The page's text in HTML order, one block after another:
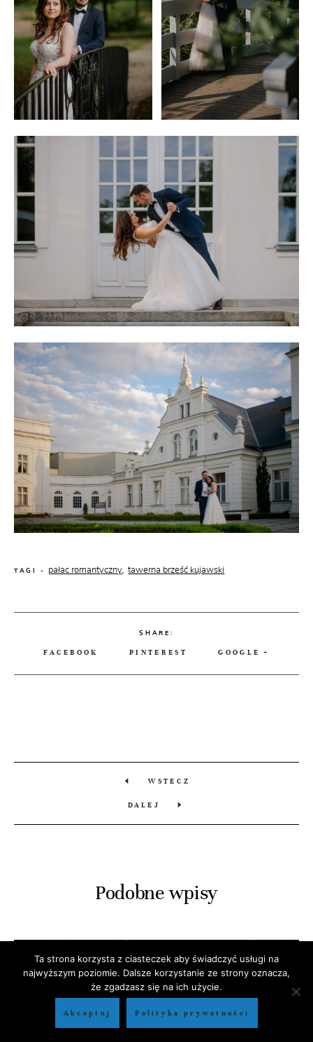
TAGI - pałac romantyczny,tawerna brześć kujawski
SHARE:
FACEBOOK PINTEREST GOOGLE +
WSTECZ
DALEJ
Podobne wpisy
Ta strona korzysta z ciasteczek aby świadczyć usługi na
najwyższym poziomie. Dalsze korzystanie ze strony oznacza,
że zgadzasz się na ich użycie.
Akceptuj Polityka prywatności